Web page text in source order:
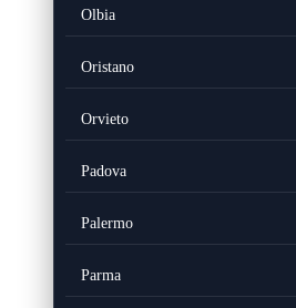
Olbia
Oristano
Orvieto
Padova
Palermo
Parma